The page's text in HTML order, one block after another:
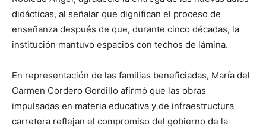
didácticas, al señalar que dignifican el proceso de
enseñanza después de que, durante cinco décadas, la
institución mantuvo espacios con techos de lámina.
En representación de las familias beneficiadas, María del
Carmen Cordero Gordillo afirmó que las obras
impulsadas en materia educativa y de infraestructura
carretera reflejan el compromiso del gobierno de la